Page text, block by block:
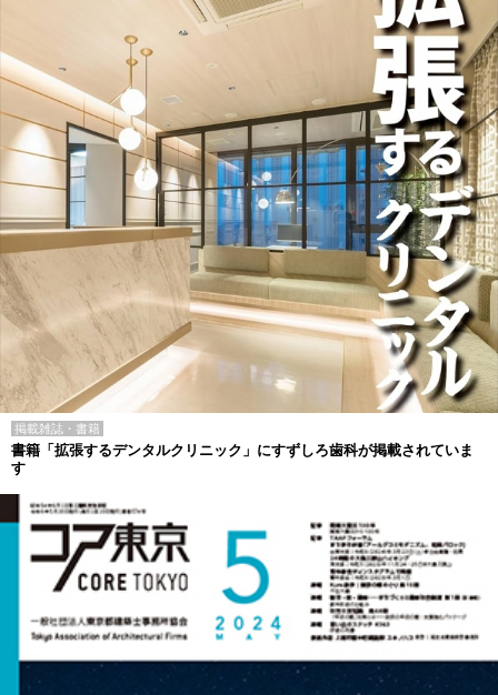
掲載雑誌・書籍
書籍「拡張するデンタルクリニック」にすずしろ歯科が掲載されていま
す